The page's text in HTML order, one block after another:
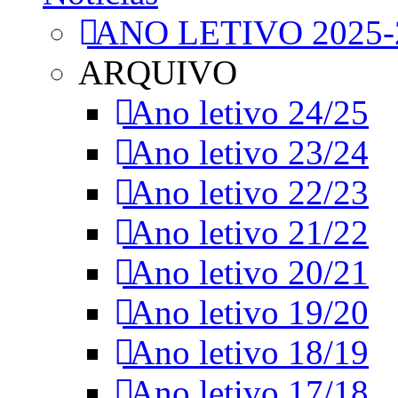
ANO LETIVO
ARQUIVO
Ano letivo 24/25
Ano letivo 23/24
Ano letivo 22/23
Ano letivo 21/22
Ano letivo 20/21
Ano letivo 19/20
Ano letivo 18/19